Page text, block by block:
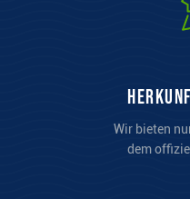
Wir bieten
dem